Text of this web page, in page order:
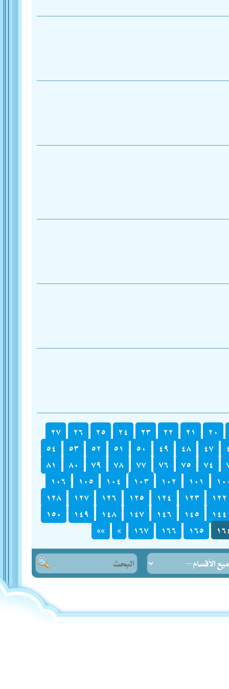
٢٠ ٢١ ٢٢ ٢٣ ٢٤ ٢٥ ٢٦
٢٧
٤٧ ٤٨ ٤٩ ٥٠ ٥١ ٥٢ ٥٣
٥٤
٧٤ ٧٥ ٧٦ ٧٧ ٧٨ ٧٩ ٨٠
٨١
١٠١ ١٠٢ ١٠٣ ١٠٤ ١٠٥
١٠٦
١٢٢
١٢٣ ١٢٤ ١٢٥ ١٢٦ ١٢٧
١٢٨
١٤٤
١٤٥ ١٤٦ ١٤٧ ١٤٨ ١٤٩
١٥٠
١٦٥ ١٦٦ ١٦٧ »
»»